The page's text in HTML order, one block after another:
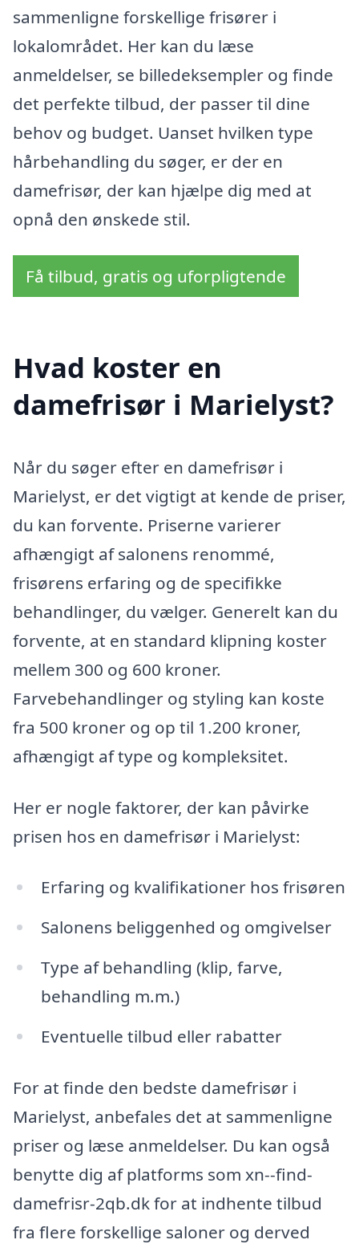
sammenligne forskellige frisører i
lokalområdet. Her kan du læse
anmeldelser, se billedeksempler og finde
det perfekte tilbud, der passer til dine
behov og budget. Uanset hvilken type
hårbehandling du søger, er der en
damefrisør, der kan hjælpe dig med at
opnå den ønskede stil.
Få tilbud, gratis og uforpligtende
Hvad koster en
damefrisør i Marielyst?
Når du søger efter en damefrisør i
Marielyst, er det vigtigt at kende de priser,
du kan forvente. Priserne varierer
afhængigt af salonens renommé,
frisørens erfaring og de specifikke
behandlinger, du vælger. Generelt kan du
forvente, at en standard klipning koster
mellem 300 og 600 kroner.
Farvebehandlinger og styling kan koste
fra 500 kroner og op til 1.200 kroner,
afhængigt af type og kompleksitet.
Her er nogle faktorer, der kan påvirke
prisen hos en damefrisør i Marielyst:
Erfaring og kvalifikationer hos frisøren
Salonens beliggenhed og omgivelser
Type af behandling (klip, farve,
behandling m.m.)
Eventuelle tilbud eller rabatter
For at finde den bedste damefrisør i
Marielyst, anbefales det at sammenligne
priser og læse anmeldelser. Du kan også
benytte dig af platforms som xn--find-
damefrisr-2qb.dk for at indhente tilbud
fra flere forskellige saloner og derved